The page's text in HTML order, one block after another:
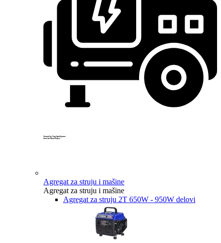
Created by Yogi Aprelliyanto
from the Noun Project
Agregat za struju i mašine
Agregat za struju i mašine
Agregat za struju 2T 650W - 950W delovi